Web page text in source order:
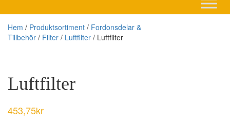
Hem / Produktsortiment / Fordonsdelar &
Tillbehör / Filter / Luftfilter / Luftfilter
Luftfilter
453,75kr